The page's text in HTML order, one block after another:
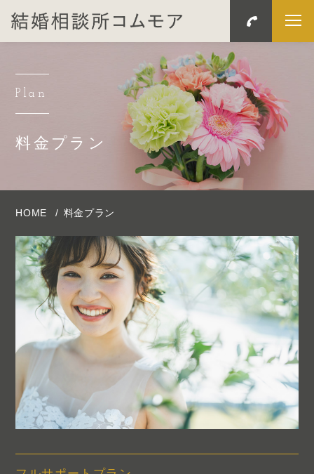
Plan
料金プラン
HOME 料金プラン